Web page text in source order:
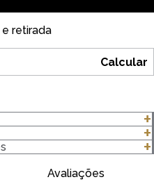
retirada
Calcular
(cm) 2x1 com Elastano
as medidas
Avaliações